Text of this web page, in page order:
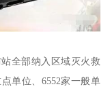
全部纳入区域灭火救
单位、6552家一般单